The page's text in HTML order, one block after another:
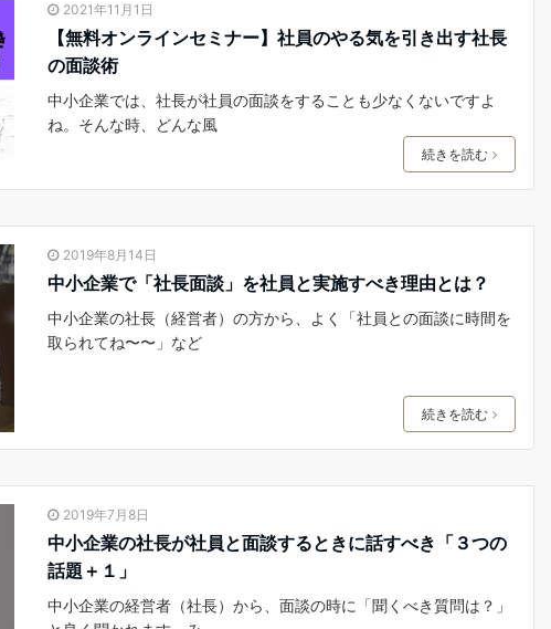
2021年11月1日
【無料オンラインセミナー】社員のやる気を引き出す社長
の面談術
中小企業では、社長が社員の面談をすることも少なくないですよ
ね。そんな時、どんな風
続きを読む
2019年8月14日
中小企業で「社長面談」を社員と実施すべき理由とは？
中小企業の社長（経営者）の方から、よく「社員との面談に時間を
取られてね〜〜」など
続きを読む
2019年7月8日
中小企業の社長が社員と面談するときに話すべき「３つの
話題＋１」
中小企業の経営者（社長）から、面談の時に「聞くべき質問は？」